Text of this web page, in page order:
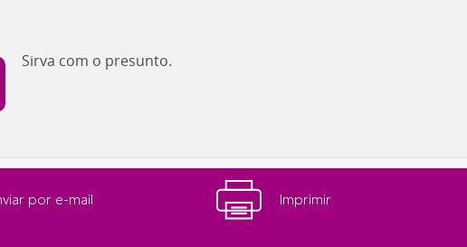
Sirva com o presunto.
por e-mail Imprimir